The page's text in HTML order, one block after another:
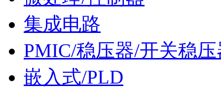
集成电路
PMIC/稳压器/开关稳压
嵌入式/PLD